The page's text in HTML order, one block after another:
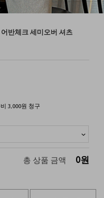
반체크 세미오버 셔츠
3,000원 청구
총 상품 금액 0원